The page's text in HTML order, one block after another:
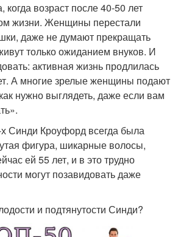
возраст после 40-50 лет
жизни. Женщины перестали
даже не думают прекращать
только ожиданием внуков. И
активная жизнь продлилась
А многие зрелые женщины подают
нужно выглядеть, даже если вам
Синди Кроуфорд всегда была
фигура, шикарные волосы,
ей 55 лет, и в это трудно
могут позавидовать даже
и подтянутости Синди?